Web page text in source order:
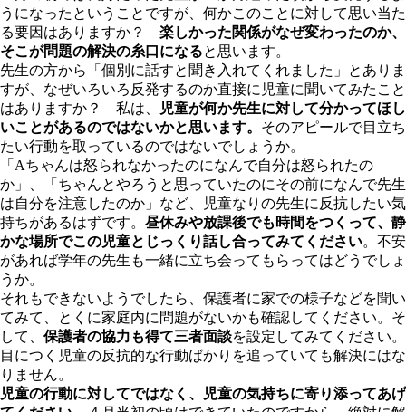
うになったということですが、何かこのことに対して思い当た
る要因はありますか？ 楽しかった関係がなぜ変わったのか、
そこが問題の解決の糸口になると思います。
先生の方から「個別に話すと聞き入れてくれました」とありま
すが、なぜいろいろ反発するのか直接に児童に聞いてみたこと
はありますか？ 私は、
児童が何か先生に対して分かってほし
いことがあるのではないかと思います。 そのアピールで目立ち
たい行動を取っているのではないでしょうか。
「Aちゃんは怒られなかったのになんで自分は怒られたの
か」、「ちゃんとやろうと思っていたのにその前になんで先生
は自分を注意したのか」など、児童なりの先生に反抗したい気
持ちがあるはずです。 昼休みや放課後でも時間をつくって、静
かな場所でこの児童とじっくり話し合ってみてください。不安
があれば学年の先生も一緒に立ち会ってもらってはどうでしょ
うか。
それもできないようでしたら、保護者に家での様子などを聞い
てみて、とくに家庭内に問題がないかも確認してください。そ
して、 保護者の協力も得て三者面談を設定してみてください。
目につく児童の反抗的な行動ばかりを追っていても解決にはな
りません。
児童の行動に対してではなく、児童の気持ちに寄り添ってあげ